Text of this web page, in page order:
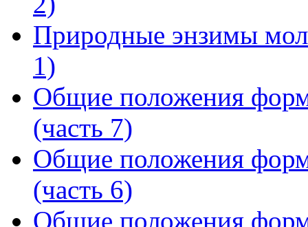
Природные энзимы
1)
Общие положения
(часть 7)
Общие положения
(часть 6)
Общие положения